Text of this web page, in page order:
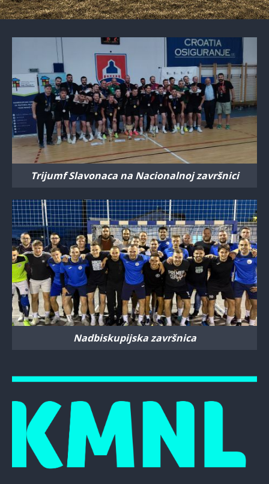
Trijumf Slavonaca na Nacionalnoj završnici
Nadbiskupijska završnica